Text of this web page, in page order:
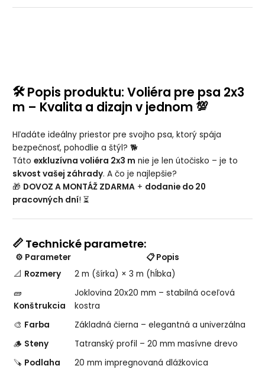
🛠️Popis produktu: Voliéra pre psa 2x3
m – Kvalita a dizajn v jednom 💯
Hľadáte ideálny priestor pre svojho psa, ktorý spája
bezpečnosť, pohodlie a štýl? 🐕
Tátoexkluzívna voliéra 2x3 m nie je len útočisko – je to
skvost vašej záhrady. A čo je najlepšie?
🎁 DOVOZ A MONTÁŽ ZDARMA + dodanie do 20
pracovných dní! ⏳
📏 Technické parametre:
⚙️ Parameter 📋Popis
📐 Rozmery
2 m (šírka) × 3 m (hĺbka)
🧱
Konštrukcia
Joklovina 20x20 mm – stabilná oceľová
kostra
🎨 Farba
Základná čierna – elegantná a univerzálna
🪵 Steny
Tatranský profil – 20 mm masívne drevo
🪚 Podlaha
20 mm impregnovaná dlážkovica